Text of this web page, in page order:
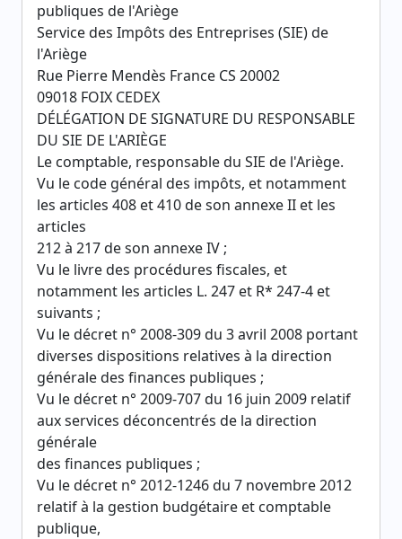
publiques de l'Ariège
Service des Impôts des Entreprises (SIE) de
l'Ariège
Rue Pierre Mendès France CS 20002
09018 FOIX CEDEX
DÉLÉGATION DE SIGNATURE DU RESPONSABLE
DU SIE DE L'ARIÈGE
Le comptable, responsable du SIE de l'Ariège.
Vu le code général des impôts, et notamment
les articles 408 et 410 de son annexe II et les
articles
212 à 217 de son annexe IV ;
Vu le livre des procédures fiscales, et
notamment les articles L. 247 et R* 247-4 et
suivants ;
Vu le décret n° 2008-309 du 3 avril 2008 portant
diverses dispositions relatives à la direction
générale des finances publiques ;
Vu le décret n° 2009-707 du 16 juin 2009 relatif
aux services déconcentrés de la direction
générale
des finances publiques ;
Vu le décret n° 2012-1246 du 7 novembre 2012
relatif à la gestion budgétaire et comptable
publique,